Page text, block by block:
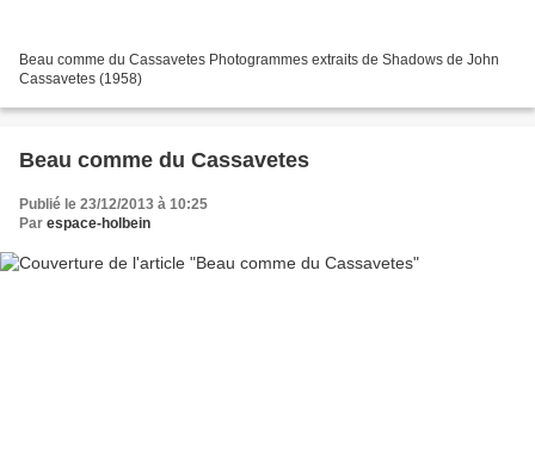
Beau comme du Cassavetes Photogrammes extraits de Shadows de John
Cassavetes (1958)
Beau comme du Cassavetes
Publié le 23/12/2013 à 10:25
Par espace-holbein